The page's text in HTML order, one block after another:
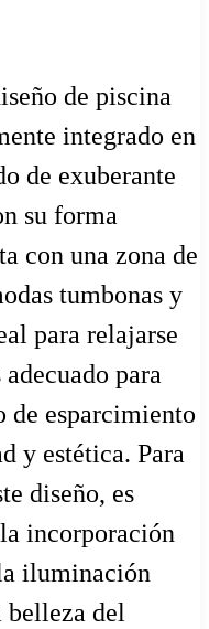
de piscina
integrado en
de exuberante
su forma
con una zona de
tumbonas y
para relajarse
para
de esparcimiento
y estética. Para
diseño, es
incorporación
iluminación
belleza del